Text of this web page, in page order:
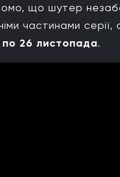
що шутер
частинами серії,
26 листопада.